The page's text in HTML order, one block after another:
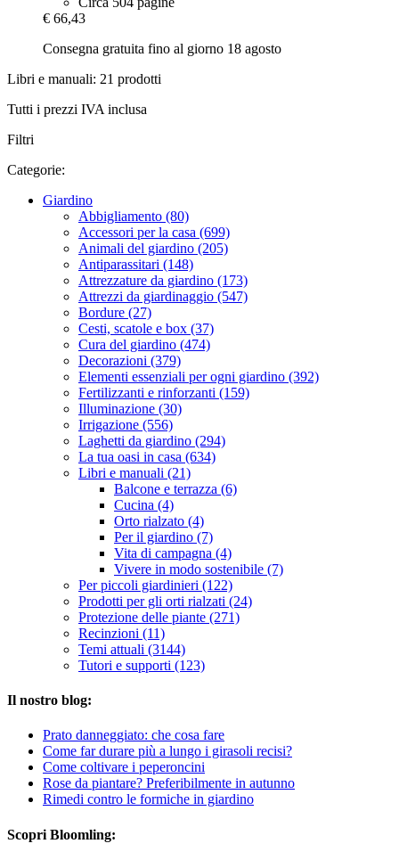
€ 66,43
Consegna gratuita fino al giorno 18 agosto
Libri e manuali: 21 prodotti
Tutti i prezzi IVA inclusa
Filtri
Categorie:
Giardino
Abbigliamento (80)
Accessori per la casa (699)
Animali del giardino (205)
Antiparassitari (148)
Attrezzature da giardino (173)
Attrezzi da giardinaggio (547)
Bordure (27)
Cesti, scatole e box (37)
Cura del giardino (474)
Decorazioni (379)
Elementi essenziali per ogni giardino (392)
Fertilizzanti e rinforzanti (159)
Illuminazione (30)
Irrigazione (556)
Laghetti da giardino (294)
La tua oasi in casa (634)
Libri e manuali (21)
Balcone e terrazza (6)
Cucina (4)
Orto rialzato (4)
Per il giardino (7)
Vita di campagna (4)
Vivere in modo sostenibile (7)
Per piccoli giardinieri (122)
Prodotti per gli orti rialzati (24)
Protezione delle piante (271)
Recinzioni (11)
Temi attuali (3144)
Tutori e supporti (123)
Il nostro blog:
Prato danneggiato: che cosa fare
Come far durare più a lungo i girasoli recisi?
Come coltivare i peperoncini
Rose da piantare? Preferibilmente in autunno
Rimedi contro le formiche in giardino
Scopri Bloomling: